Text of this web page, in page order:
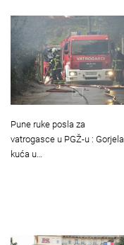
Pune ruke posla za
vatrogasce u PGŽ-u : Gorjela
kuća u…